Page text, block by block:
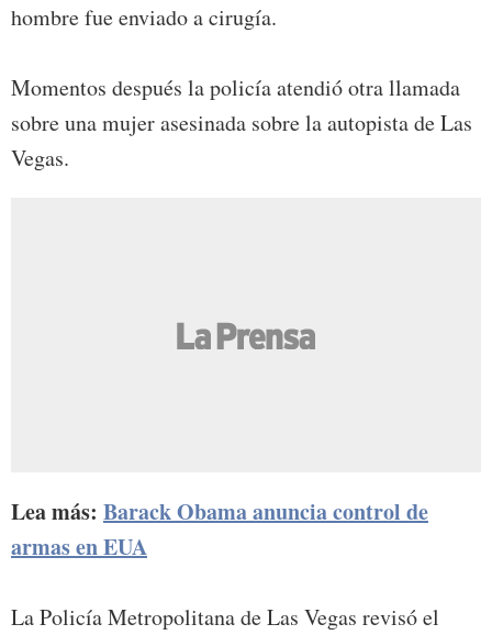
hombre fue enviado a cirugía.
Momentos después la policía atendió otra llamada
sobre una mujer asesinada sobre la autopista de Las
Vegas.
Lea más: Barack Obama anuncia control de
armas en EUA
La Policía Metropolitana de Las Vegas revisó el